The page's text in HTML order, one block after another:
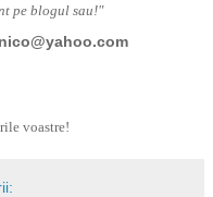
pe blogul sau!"
voastre!